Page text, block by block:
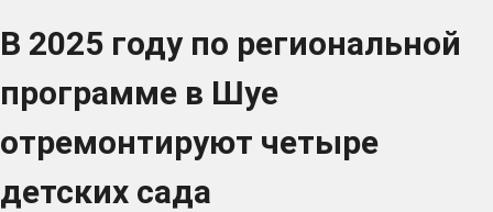
В 2025 году по региональной
программе в Шуе
отремонтируют четыре
детских сада